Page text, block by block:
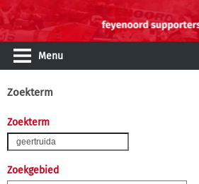
Menu
Zoekterm
Zoekterm
Zoekgebied